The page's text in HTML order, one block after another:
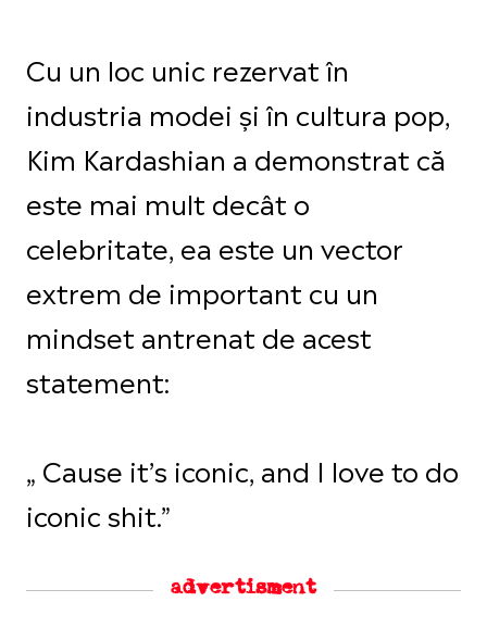
Cu un loc unic rezervat în
industria modei și în cultura pop,
Kim Kardashian a demonstrat că
este mai mult decât o
celebritate, ea este un vector
extrem de important cu un
mindset antrenat de acest
statement:
„ Cause it’s iconic, and I love to do
iconic shit.”
advertisment